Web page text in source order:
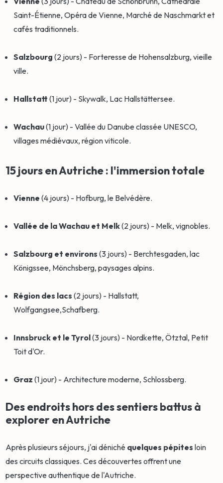
Saint-Étienne, Opéra de Vienne, Marché de Naschmarkt et
cafés traditionnels.
Salzbourg(2 jours) - Forteresse de Hohensalzburg, vieille
ville.
Hallstatt(1 jour) - Skywalk, Lac Hallstättersee.
Wachau(1 jour) - Vallée du Danube classée UNESCO,
villages médiévaux, région viticole.
15 jours en Autriche : l'immersion totale
Vienne (4 jours) - Hofburg, le Belvédère.
Vallée de la Wachau et Melk(2 jours) - Melk, vignobles.
Salzbourg et environs (3 jours) - Berchtesgaden, lac
Königssee, Mönchsberg, paysages alpins.
Région des lacs (2 jours) - Hallstatt,
Wolfgangsee,Schafberg.
Innsbruck et le Tyrol(3 jours) - Nordkette, Ötztal, Petit
Toit d'Or.
Graz (1 jour) - Architecture moderne, Schlossberg.
Des endroits hors des sentiers battus à
explorer en Autriche
Après plusieurs séjours, j'ai déniché quelques pépites loin
des circuits classiques. Ces découvertes offrent une
perspective authentique de l'Autriche.